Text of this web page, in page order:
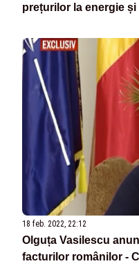
prețurilor la energie
18 feb. 2022, 22:12
Olguța Vasilescu
facturilor românilor -